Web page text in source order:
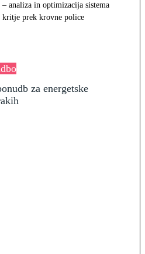
– analiza in optimizacija sistema
kritje prek krovne police